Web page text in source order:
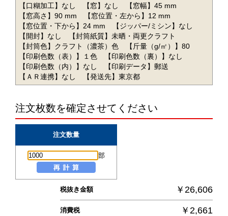
【口糊加工】なし
【窓】なし
【窓幅】45 mm
【窓高さ】90 mm
【窓位置・左から】12 mm
【窓位置・下から】24 mm
【ジッパー/ミシン】なし
【開封】なし
【封筒紙質】未晒・両更クラフト
【封筒色】クラフト（濃茶）色
【斤量（g/㎡）】80
【印刷色数（表）】１色
【印刷色数（裏）】なし
【印刷色数（内）】なし
【印刷データ】郵送
【ＡＲ連携】なし
【発送先】東京都
注文枚数を確定させてください
注文数量
部
税抜き金額 ￥26,606
消費税 ￥2,661